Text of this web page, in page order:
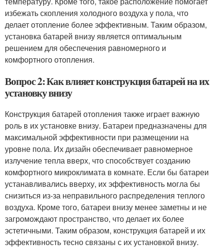
избежать скопления холодного воздуха у пола, что
делает отопление более эффективным. Таким образом,
установка батарей внизу является оптимальным
решением для обеспечения равномерного и
комфортного отопления.
Вопрос 2: Как влияет конструкция батарей на их
установку внизу
Конструкция батарей отопления также играет важную
роль в их установке внизу. Батареи предназначены для
максимальной эффективности при размещении на
уровне пола. Их дизайн обеспечивает равномерное
излучение тепла вверх, что способствует созданию
комфортного микроклимата в комнате. Если бы батареи
устанавливались вверху, их эффективность могла бы
снизиться из-за неправильного распределения теплого
воздуха. Кроме того, батареи внизу менее заметны и не
загромождают пространство, что делает их более
эстетичными. Таким образом, конструкция батарей и их
эффективность тесно связаны с их установкой внизу.